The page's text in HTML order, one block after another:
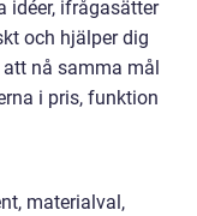
idéer, ifrågasätter
och hjälper dig
nå samma mål
i pris, funktion
materialval,